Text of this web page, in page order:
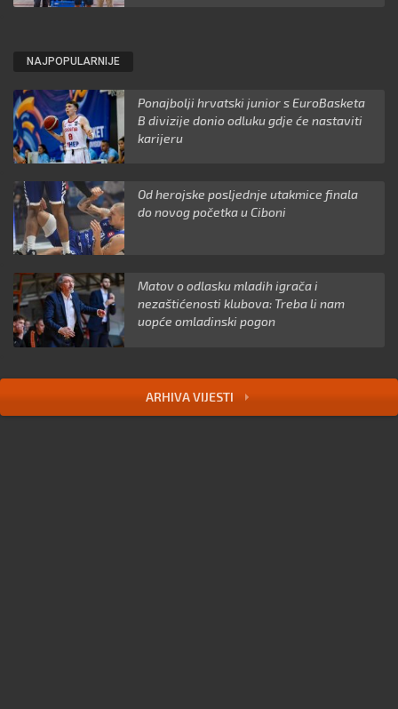
NAJPOPULARNIJE
Ponajbolji hrvatski junior s EuroBasketa
B divizije donio odluku gdje će nastaviti
karijeru
Od herojske posljednje utakmice finala
do novog početka u Ciboni
Matov o odlasku mladih igrača i
nezaštićenosti klubova: Treba li nam
uopće omladinski pogon
ARHIVA VIJESTI